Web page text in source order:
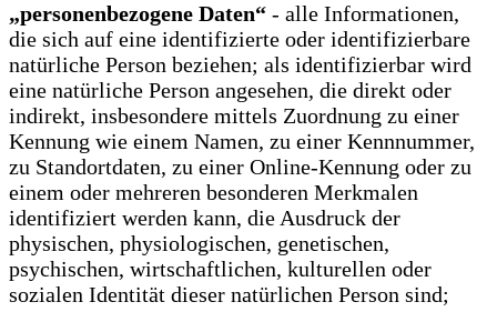
„personenbezogene Daten“ - alle Informationen,
die sich auf eine identifizierte oder identifizierbare
natürliche Person beziehen; als identifizierbar wird
eine natürliche Person angesehen, die direkt oder
indirekt, insbesondere mittels Zuordnung zu einer
Kennung wie einem Namen, zu einer Kennnummer,
zu Standortdaten, zu einer Online-Kennung oder zu
einem oder mehreren besonderen Merkmalen
identifiziert werden kann, die Ausdruck der
physischen, physiologischen, genetischen,
psychischen, wirtschaftlichen, kulturellen oder
sozialen Identität dieser natürlichen Person sind;